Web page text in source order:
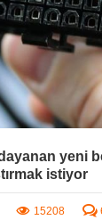
yeni
istiyor
15208